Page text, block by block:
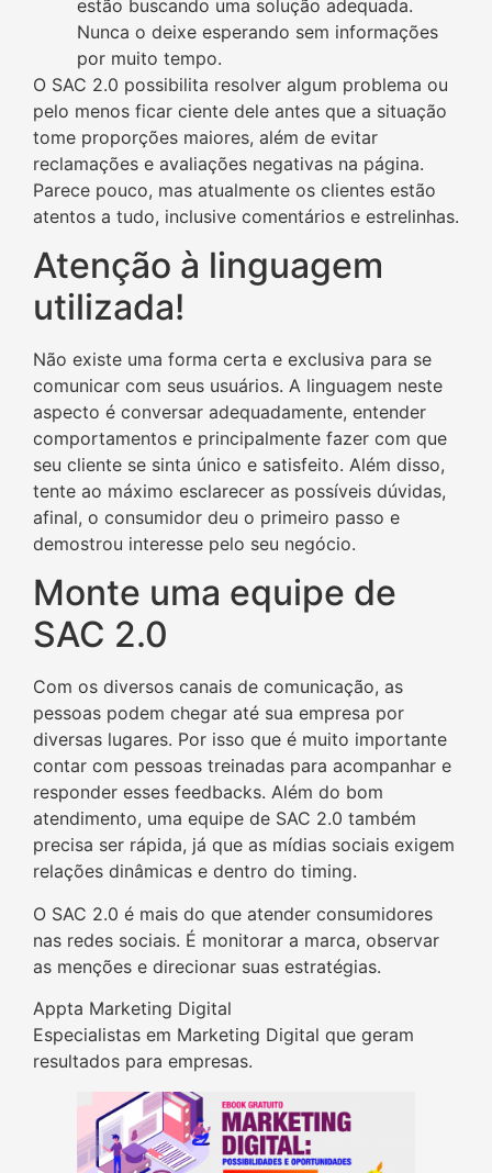
estão buscando uma solução adequada.
Nunca o deixe esperando sem informações
por muito tempo.
O SAC 2.0 possibilita resolver algum problema ou
pelo menos ficar ciente dele antes que a situação
tome proporções maiores, além de evitar
reclamações e avaliações negativas na página.
Parece pouco, mas atualmente os clientes estão
atentos a tudo, inclusive comentários e estrelinhas.
Atenção à linguagem
utilizada!
Não existe uma forma certa e exclusiva para se
comunicar com seus usuários. A linguagem neste
aspecto é conversar adequadamente, entender
comportamentos e principalmente fazer com que
seu cliente se sinta único e satisfeito. Além disso,
tente ao máximo esclarecer as possíveis dúvidas,
afinal, o consumidor deu o primeiro passo e
demostrou interesse pelo seu negócio.
Monte uma equipe de
SAC 2.0
Com os diversos canais de comunicação, as
pessoas podem chegar até sua empresa por
diversas lugares. Por isso que é muito importante
contar com pessoas treinadas para acompanhar e
responder esses feedbacks. Além do bom
atendimento, uma equipe de SAC 2.0 também
precisa ser rápida, já que as mídias sociais exigem
relações dinâmicas e dentro do timing.
O SAC 2.0 é mais do que atender consumidores
nas redes sociais. É monitorar a marca, observar
as menções e direcionar suas estratégias.
Appta Marketing Digital
Especialistas em Marketing Digital que geram
resultados para empresas.